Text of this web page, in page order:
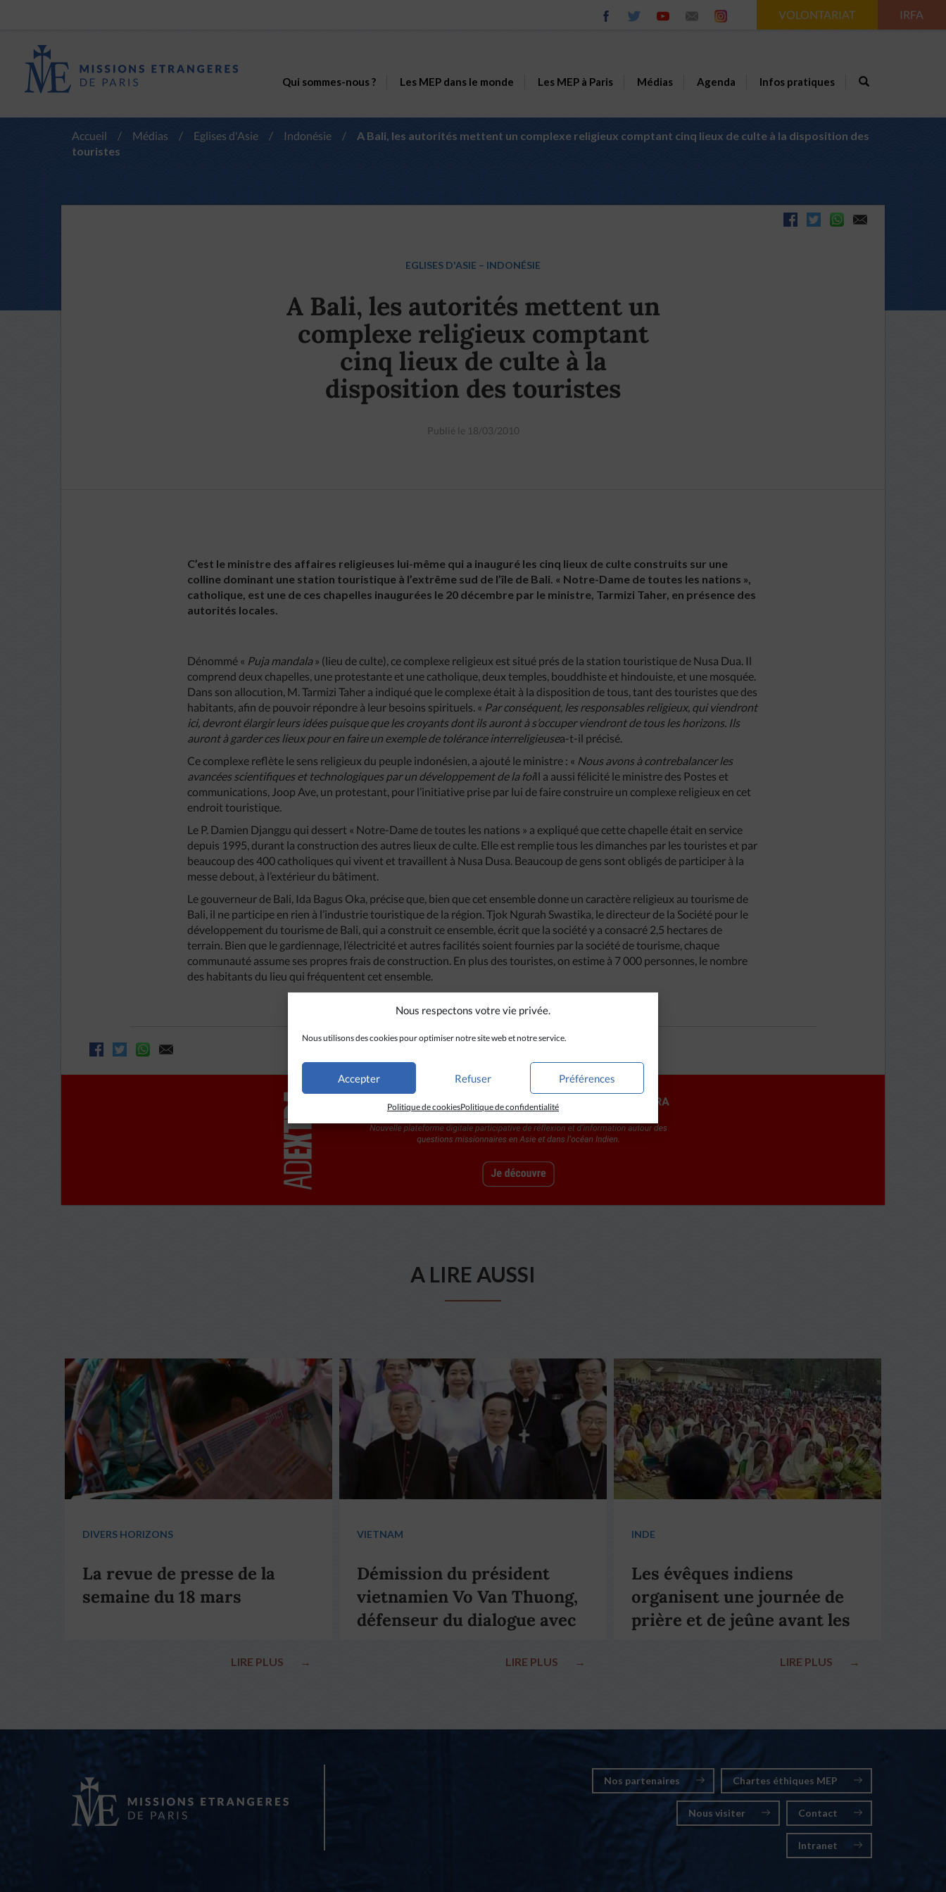
Nous respectons votre vie privée.
Nous utilisons des cookies pour optimiser notre site web et notre service.
Accepter Refuser Préférences
Politique de cookiesPolitique de confidentialité
VOLONTARIAT IRFA
Qui sommes-nous ? Les MEP dans le monde Les MEP à Paris Médias Agenda Infos pratiques
Accueil / Médias / Eglises d'Asie / Indonésie /
A Bali, les autorités mettent un complexe religieux comptant cinq lieux de culte à la disposition des
touristes
EGLISES D'ASIE – INDONÉSIE
A Bali, les autorités mettent un
complexe religieux comptant
cinq lieux de culte à la
disposition des touristes
Publié le 18/03/2010
C’est le ministre des affaires religieuses lui-même qui a inauguré les cinq lieux de culte construits sur une
colline dominant une station touristique à l’extrême sud de l’île de Bali. « Notre-Dame de toutes les nations »,
catholique, est une de ces chapelles inaugurées le 20 décembre par le ministre, Tarmizi Taher, en présence des
autorités locales.
Dénommé « Pujamandala» (lieu de culte), ce complexe religieux est situé prés de la station touristique de Nusa Dua. Il
comprend deux chapelles, une protestante et une catholique, deux temples, bouddhiste et hindouiste, et une mosquée.
Dans son allocution, M. Tarmizi Taher a indiqué que le complexe était à la disposition de tous, tant des touristes que des
habitants, afin de pouvoir répondre à leur besoins spirituels. « Parconséquent, lesresponsablesreligieux, quiviendront
ici, devrontélargirleurs idéespuisqueque lescroyantsdont ilsaurontàs’occuperviendrontde tous leshorizons. Ils
aurontà garderces lieuxpouren faire un exemplede tolérance interreligieusea-t-il précisé.
Ce complexe reflète le sens religieux du peuple indonésien, a ajouté le ministre : « Nousavonsàcontrebalancerles
avancéesscientifiqueset technologiquesparun développementde la foiIl a aussi félicité le ministre des Postes et
communications, Joop Ave, un protestant, pour l’initiative prise par lui de faire construire un complexe religieux en cet
endroit touristique.
Le P. Damien Djanggu qui dessert « Notre-Dame de toutes les nations » a expliqué que cette chapelle était en service
depuis 1995, durant la construction des autres lieux de culte. Elle est remplie tous les dimanches par les touristes et par
beaucoup des 400 catholiques qui vivent et travaillent à Nusa Dusa. Beaucoup de gens sont obligés de participer à la
messe debout, à l’extérieur du bâtiment.
Le gouverneur de Bali, Ida Bagus Oka, précise que, bien que cet ensemble donne un caractère religieux au tourisme de
Bali, il ne participe en rien à l’industrie touristique de la région. Tjok Ngurah Swastika, le directeur de la Société pour le
développement du tourisme de Bali, qui a construit ce ensemble, écrit que la société y a consacré 2,5 hectares de
terrain. Bien que le gardiennage, l’électricité et autres facilités soient fournies par la société de tourisme, chaque
communauté assume ses propres frais de construction. En plus des touristes, on estime à 7 000 personnes, le nombre
des habitants du lieu qui fréquentent cet ensemble.
A LIRE AUSSI
DIVERS HORIZONS
La revue de presse de la
semaine du 18 mars
LIRE PLUS →
VIETNAM
Démission du président
vietnamien Vo Van Thuong,
défenseur du dialogue avec
LIRE PLUS →
INDE
Les évêques indiens
organisent une journée de
prière et de jeûne avant les
LIRE PLUS →
Nos partenaires Chartes éthiques MEP
Nous visiter Contact
Intranet